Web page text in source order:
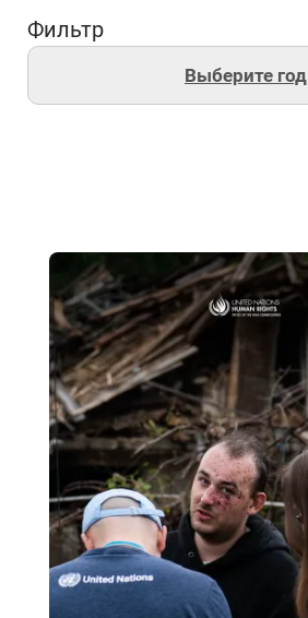
Фильтр
Выберите год